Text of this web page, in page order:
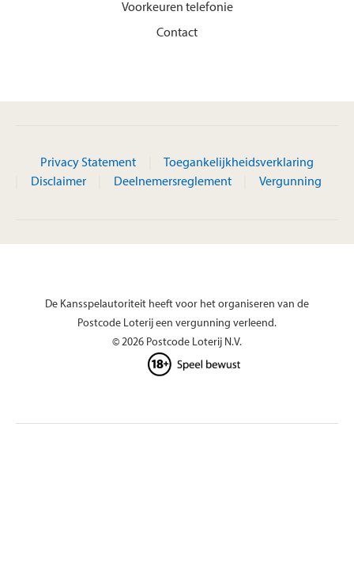
Voorkeuren telefonie
Contact
Privacy Statement
Toegankelijkheidsverklaring
Disclaimer
Deelnemersreglement Vergunning
De Kansspelautoriteit heeft voor het organiseren van de
Postcode Loterij een vergunning verleend.
© 2026 Postcode Loterij N.V.